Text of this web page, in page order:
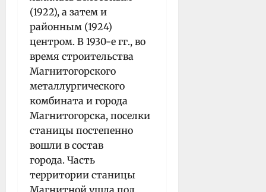
(1922), а затем и
районным (1924)
центром. В 1930-е гг., во
время строительства
Магнитогорского
металлургического
комбината и города
Магнитогорска, поселки
станицы постепенно
вошли в состав
города. Часть
территории станицы
Магнитной ушла под